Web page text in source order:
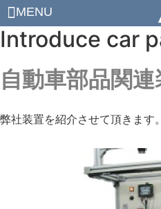
MENU
Introduce car
自動車部品関
弊社装置を紹介させて頂きます。